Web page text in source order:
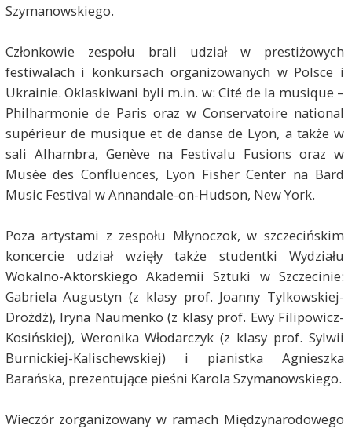
Szymanowskiego.
Członkowie zespołu brali udział w prestiżowych
festiwalach i konkursach organizowanych w Polsce i
Ukrainie. Oklaskiwani byli m.in. w: Cité de la musique –
Philharmonie de Paris oraz w Conservatoire national
supérieur de musique et de danse de Lyon, a także w
sali Alhambra, Genève na Festivalu Fusions oraz w
Musée des Confluences, Lyon Fisher Center na Bard
Music Festival w Annandale-on-Hudson, New York.
Poza artystami z zespołu Młynoczok, w szczecińskim
koncercie udział wzięły także studentki Wydziału
Wokalno-Aktorskiego Akademii Sztuki w Szczecinie:
Gabriela Augustyn (z klasy prof. Joanny Tylkowskiej-
Drożdż), Iryna Naumenko (z klasy prof. Ewy Filipowicz-
Kosińskiej), Weronika Włodarczyk (z klasy prof. Sylwii
Burnickiej-Kalischewskiej) i pianistka Agnieszka
Barańska, prezentujące pieśni Karola Szymanowskiego.
Wieczór zorganizowany w ramach Międzynarodowego